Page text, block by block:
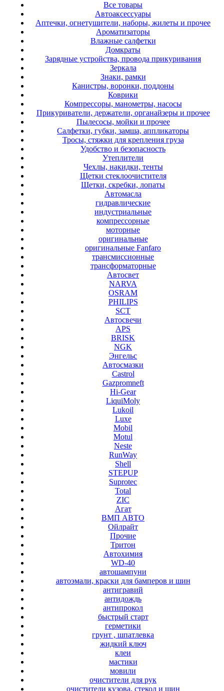
Все товары
Автоаксессуары
Аптечки, огнетушители, наборы, жилеты и прочее
Ароматизаторы
Влажные салфетки
Домкраты
Зарядные устройства, провода прикуривания
Зеркала
Знаки, рамки
Канистры, воронки, поддоны
Коврики
Компрессоры, манометры, насосы
Прикуриватели, держатели, органайзеры и прочее
Пылесосы, мойки и прочее
Салфетки, губки, замша, аппликаторы
Тросы, стяжки для крепления груза
Удобство и безопасность
Утеплители
Чехлы, накидки, тенты
Щетки стеклоочистителя
Щетки, скребки, лопаты
Автомасла
гидравлические
индустриальные
компрессорные
моторные
оригинальные
оригинальные Fanfaro
трансмиссионные
трансформаторные
Автосвет
NARVA
OSRAM
PHILIPS
SCT
Автосвечи
APS
BRISK
NGK
Энгельс
Автосмазки
Castrol
Gazpromneft
Hi-Gear
LiquiMoly
Lukoil
Luxe
Mobil
Motul
Neste
RunWay
Shell
STEPUP
Suprotec
Total
ZIC
Агат
ВМП АВТО
Ойлрайт
Прочие
Тритон
Автохимия
WD-40
автошампуни
автоэмали, краски для бамперов и шин
антигравий
антидождь
антипрокол
быстрый старт
герметики
грунт , шпатлевка
жидкий ключ
клеи
мастики
мовили
очистители для рук
очистители кузова, стекол и шин